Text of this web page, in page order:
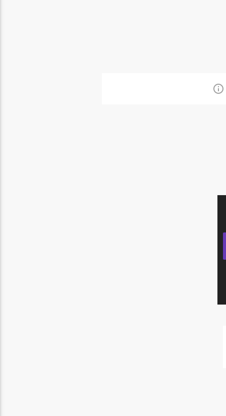
info_outline